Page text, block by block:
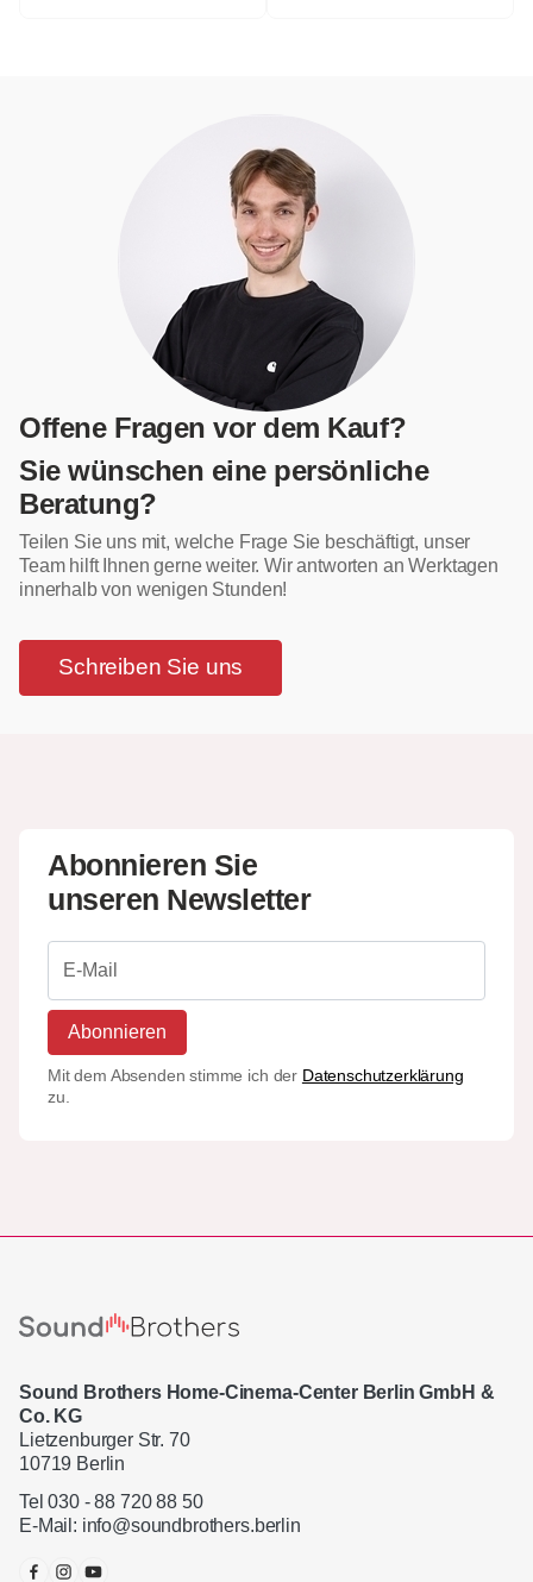
Offene Fragen vor dem Kauf?
Sie wünschen eine persönliche
Beratung?
Teilen Sie uns mit, welche Frage Sie beschäftigt, unser
Team hilft Ihnen gerne weiter. Wir antworten an Werktagen
innerhalb von wenigen Stunden!
Schreiben Sie uns
Abonnieren Sie
unseren Newsletter
Abonnieren
Mit dem Absenden stimme ich der Datenschutzerklärung
zu.
Sound Brothers Home-Cinema-Center Berlin GmbH &
Co. KG
Lietzenburger Str. 70
10719 Berlin
Tel 030 - 88 720 88 50
E-Mail: info@soundbrothers.berlin